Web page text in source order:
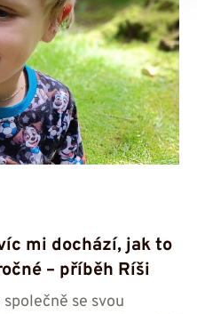
mi dochází, jak to
– příběh Ríši
se svou